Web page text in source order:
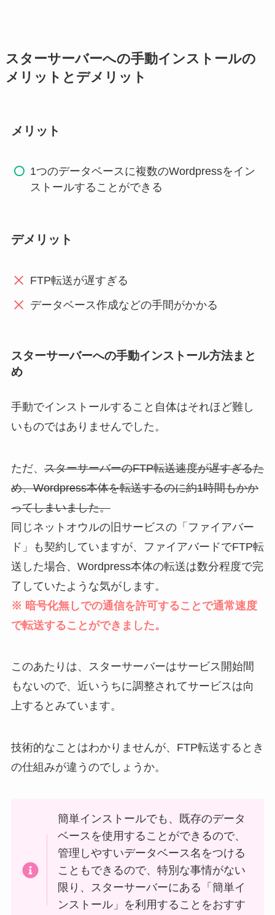
スターサーバーへの手動インストールの
メリットとデメリット
メリット
1つのデータベースに複数のWordpressをイン
ストールすることができる
デメリット
FTP転送が遅すぎる
データベース作成などの手間がかかる
スターサーバーへの手動インストール方法まと
め
手動でインストールすること自体はそれほど難し
いものではありませんでした。
ただ、 スターサーバーのFTP転送速度が遅すぎるた
め、Wordpress本体を転送するのに約1時間もかか
ってしまいました。
同じネットオウルの旧サービスの「ファイアバー
ド」も契約していますが、ファイアバードでFTP転
送した場合、Wordpress本体の転送は数分程度で完
了していたような気がします。
※ 暗号化無しでの通信を許可することで通常速度
で転送することができました。
このあたりは、スターサーバーはサービス開始間
もないので、近いうちに調整されてサービスは向
上するとみています。
技術的なことはわかりませんが、FTP転送するとき
の仕組みが違うのでしょうか。
簡単インストールでも、既存のデータ
ベースを使用することができるので、
管理しやすいデータベース名をつける
こともできるので、特別な事情がない
限り、スターサーバーにある「簡単イ
ンストール」を利用することをおすす